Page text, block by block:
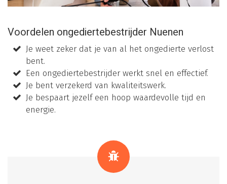
Voordelen ongediertebestrijder Nuenen
Je weet zeker dat je van al het ongedierte verlost
bent.
Een ongediertebestrijder werkt snel en effectief.
Je bent verzekerd van kwaliteitswerk.
Je bespaart jezelf een hoop waardevolle tijd en
energie.